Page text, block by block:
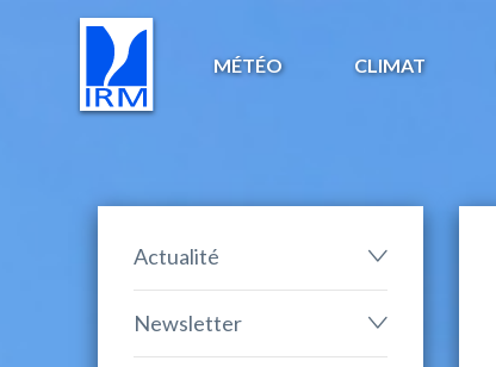
MÉTÉO CLIMAT
Actualité
Newsletter